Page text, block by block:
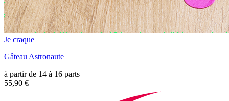
Je craque
Gâteau Astronaute
à partir de 14 à 16 parts
55,90 €